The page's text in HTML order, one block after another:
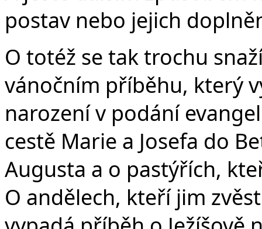
postav nebo jejich
O totéž se tak trochu
vánočním příběhu, který
narození v podání
cestě Marie a Josefa do
Augusta a o pastýřích,
O andělech, kteří jim